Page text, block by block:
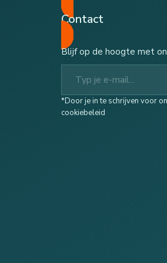
Contact
Blijf op de hoogte met
Typ je e-mail...
*Door je in te schrijven voor
cookiebeleid